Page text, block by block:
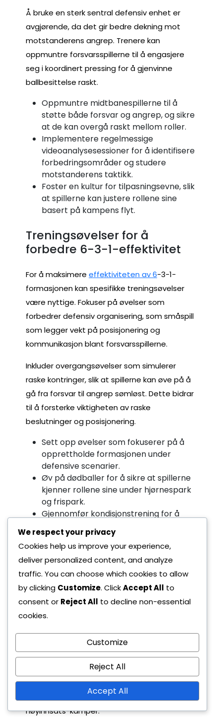
Å bruke en sterk sentral defensiv enhet er
avgjørende, da det gir bedre dekning mot
motstanderens angrep. Trenere kan
oppmuntre forsvarsspillerne til å engasjere
seg i koordinert pressing for å gjenvinne
ballbesittelse raskt.
Oppmuntre midtbanespillerne til å
støtte både forsvar og angrep, og sikre
at de kan overgå raskt mellom roller.
Implementere regelmessige
videoanalysesessioner for å identifisere
forbedringsområder og studere
motstanderens taktikk.
Foster en kultur for tilpasningsevne, slik
at spillerne kan justere rollene sine
basert på kampens flyt.
Treningsøvelser for å
forbedre 6-3-1-effektivitet
For å maksimere effektiviteten av 6-3-1-
formasjonen kan spesifikke treningsøvelser
være nyttige. Fokuser på øvelser som
forbedrer defensiv organisering, som småspill
som legger vekt på posisjonering og
kommunikasjon blant forsvarsspillerne.
Inkluder overgangsøvelser som simulerer
raske kontringer, slik at spillerne kan øve på å
gå fra forsvar til angrep sømløst. Dette bidrar
til å forsterke viktigheten av raske
beslutninger og posisjonering.
Sett opp øvelser som fokuserer på å
opprettholde formasjonen under
defensive scenarier.
Øv på dødballer for å sikre at spillerne
kjenner rollene sine under hjørnespark
og frispark.
Gjennomfør kondisjonstrening for å
forbedre spillernes utholdenhet, slik at
de kan opprettholde høy intensitet
gjennom hele kampen.
Case-studier av vellykket
bruk av 6-3-1-formasjonen
Et bemerkelsesverdig eksempel på 6-3-1-
et nasjonalt lag effektivt utnyttet denne
oppstillingen for å nøytralisere sterkere
motstandere. Deres disiplinerte defensive
tilnærming tillot dem å nå utslagsspill, noe
som demonstrerte formasjonens potensial i
høyinnsats-kamper.
We respect your privacy
Cookies help us improve your experience,
deliver personalized content, and analyze
traffic. You can choose which cookies to allow
by clicking Customize. ClickAccept All to
consent or Reject All to decline non-essential
cookies.
Customize
Reject All
Accept All